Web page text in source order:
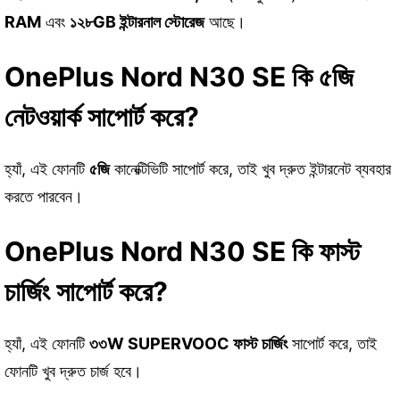
RAM এবং ১২৮GB ইন্টারনাল স্টোরেজআছে।
OnePlus Nord N30 SE কি ৫জি
নেটওয়ার্ক সাপোর্ট করে?
হ্যাঁ, এই ফোনটি৫জিকানেক্টিভিটি সাপোর্ট করে, তাই খুব দ্রুত ইন্টারনেট ব্যবহার
করতে পারবেন।
OnePlus Nord N30 SE কি ফাস্ট
চার্জিং সাপোর্ট করে?
হ্যাঁ, এই ফোনটি৩৩W SUPERVOOC ফাস্ট চার্জিংসাপোর্ট করে, তাই
ফোনটি খুব দ্রুত চার্জ হবে।